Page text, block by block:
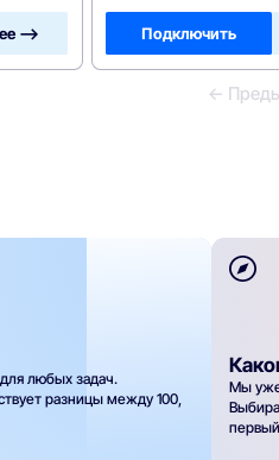
—> Подключить
←
любых задач.
разницы между 100,
Мы уже